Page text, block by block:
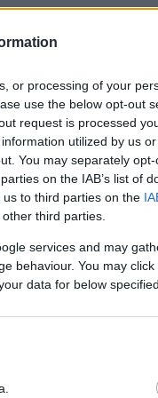
or processing of your
use the below opt-out
request is processed
utilized by us
You may separately
on the IAB’s list of
to third parties on the
third parties.
services and may
behaviour. You may
data for below
2020
του,
δυο τους στους